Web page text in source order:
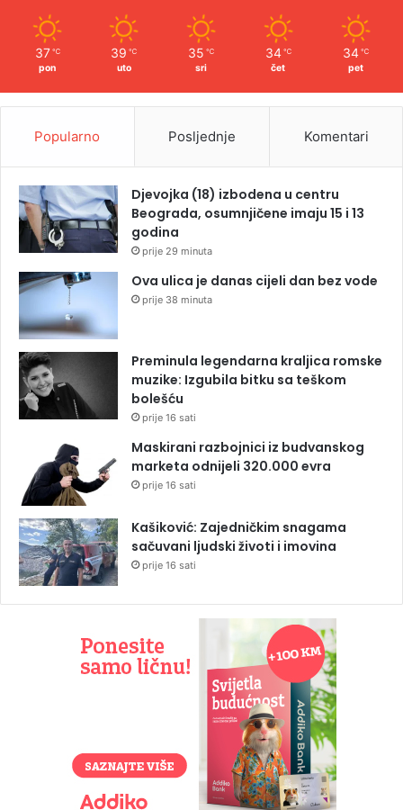
37 ℃
pon
39 ℃
uto
35 ℃
sri
34 ℃
čet
34 ℃
pet
Popularno Posljednje Komentari
Djevojka (18) izbodena u centru
Beograda, osumnjičene imaju 15 i 13
godina
prije 29 minuta
Ova ulica je danas cijeli dan bez vode
prije 38 minuta
Preminula legendarna kraljica romske
muzike: Izgubila bitku sa teškom
bolešću
prije 16 sati
Maskirani razbojnici iz budvanskog
marketa odnijeli 320.000 evra
prije 16 sati
Kašiković: Zajedničkim snagama
sačuvani ljudski životi i imovina
prije 16 sati